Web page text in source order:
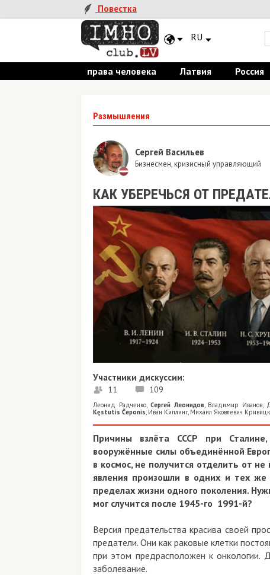
Повестка
RU
права человека Латвия Россия
Размышления
Сергей Васильев
Бизнесмен, кризисный управляющий
КАК УБЕРЕЧЬСЯ ОТ
Участники дискуссии:
11 109
Леонид Радченко, Сергей Леонидов, Владимир Иванов,
Kęstutis Čeponis, Иван Киплинг, Михаил Яковлевич
Причины взлёта СССР при
вооружённые силы объединённой
в космос, не получится отделить от
явления произошли в одних и тех
пределах жизни одного поколения.
мог случится после 1945-го 1991-й?
Версия предательства красива своей
предатели. Они как раковые клетки
при этом предрасположен к
заболевание.